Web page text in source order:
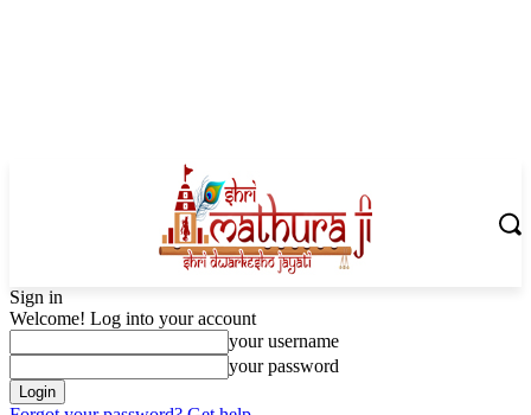
Sign in
Welcome! Log into your account
your username
your password